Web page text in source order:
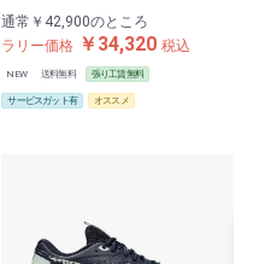
通常 ￥42,900のところ
ラリー価格 ￥34,320税込
NEW 送料無料 張り工賃無料
サービスガット有 オススメ